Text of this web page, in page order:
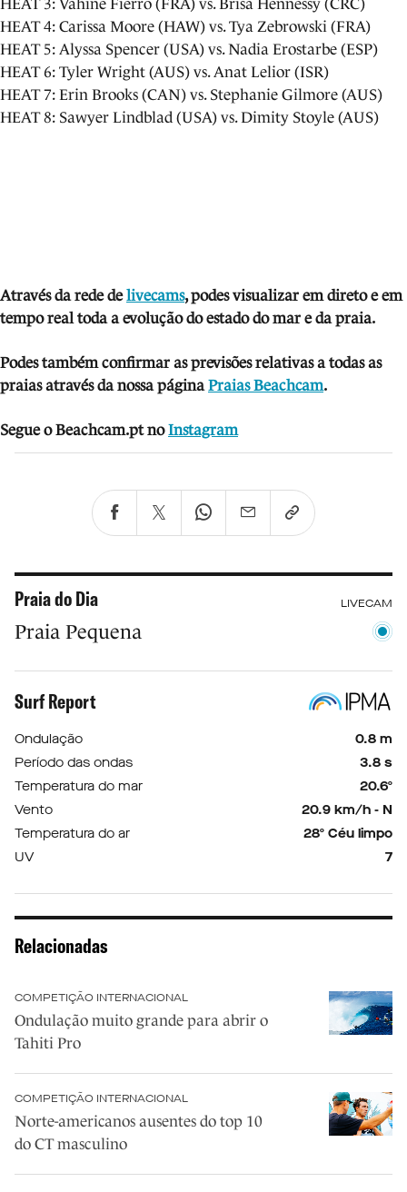
HEAT 3: Vahine Fierro (FRA) vs. Brisa Hennessy (CRC)
HEAT 4: Carissa Moore (HAW) vs. Tya Zebrowski (FRA)
HEAT 5: Alyssa Spencer (USA) vs. Nadia Erostarbe (ESP)
HEAT 6: Tyler Wright (AUS) vs. Anat Lelior (ISR)
HEAT 7: Erin Brooks (CAN) vs. Stephanie Gilmore (AUS)
HEAT 8: Sawyer Lindblad (USA) vs. Dimity Stoyle (AUS)
Através da rede delivecams, podes visualizar em direto e em
tempo real toda a evolução do estado do mar e da praia.
Podes também confirmar as previsões relativas a todas as
praias através da nossa páginaPraias Beachcam.
Segue o Beachcam.pt no Instagram
Praia do Dia LIVECAM
Praia Pequena
Surf Report
Ondulação
0.8 m
Período das ondas
3.8 s
Temperatura do mar
20.6º
Vento
20.9 km/h - N
Temperatura do ar
28º Céu limpo
UV
7
Relacionadas
COMPETIÇÃO INTERNACIONAL
Ondulação muito grande para abrir o
Tahiti Pro
COMPETIÇÃO INTERNACIONAL
Norte-americanos ausentes do top 10
do CT masculino